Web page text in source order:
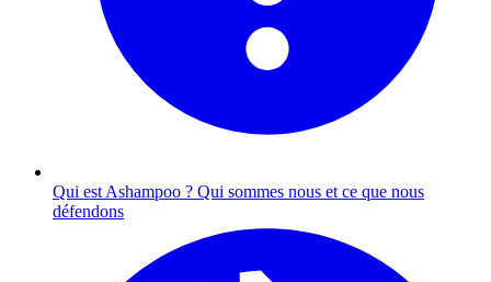
Qui est Ashampoo ? Qui sommes nous et ce que nous
défendons